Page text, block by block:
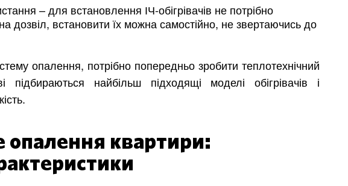
– для встановлення ІЧ-обігрівачів не потрібно
дозвіл, встановити їх можна самостійно, не звертаючись до
опалення, потрібно попередньо зробити теплотехнічний
найбільш підходящі моделі обігрівачів і
опалення квартири:
Харків
Одесса
Івано-Франківськ